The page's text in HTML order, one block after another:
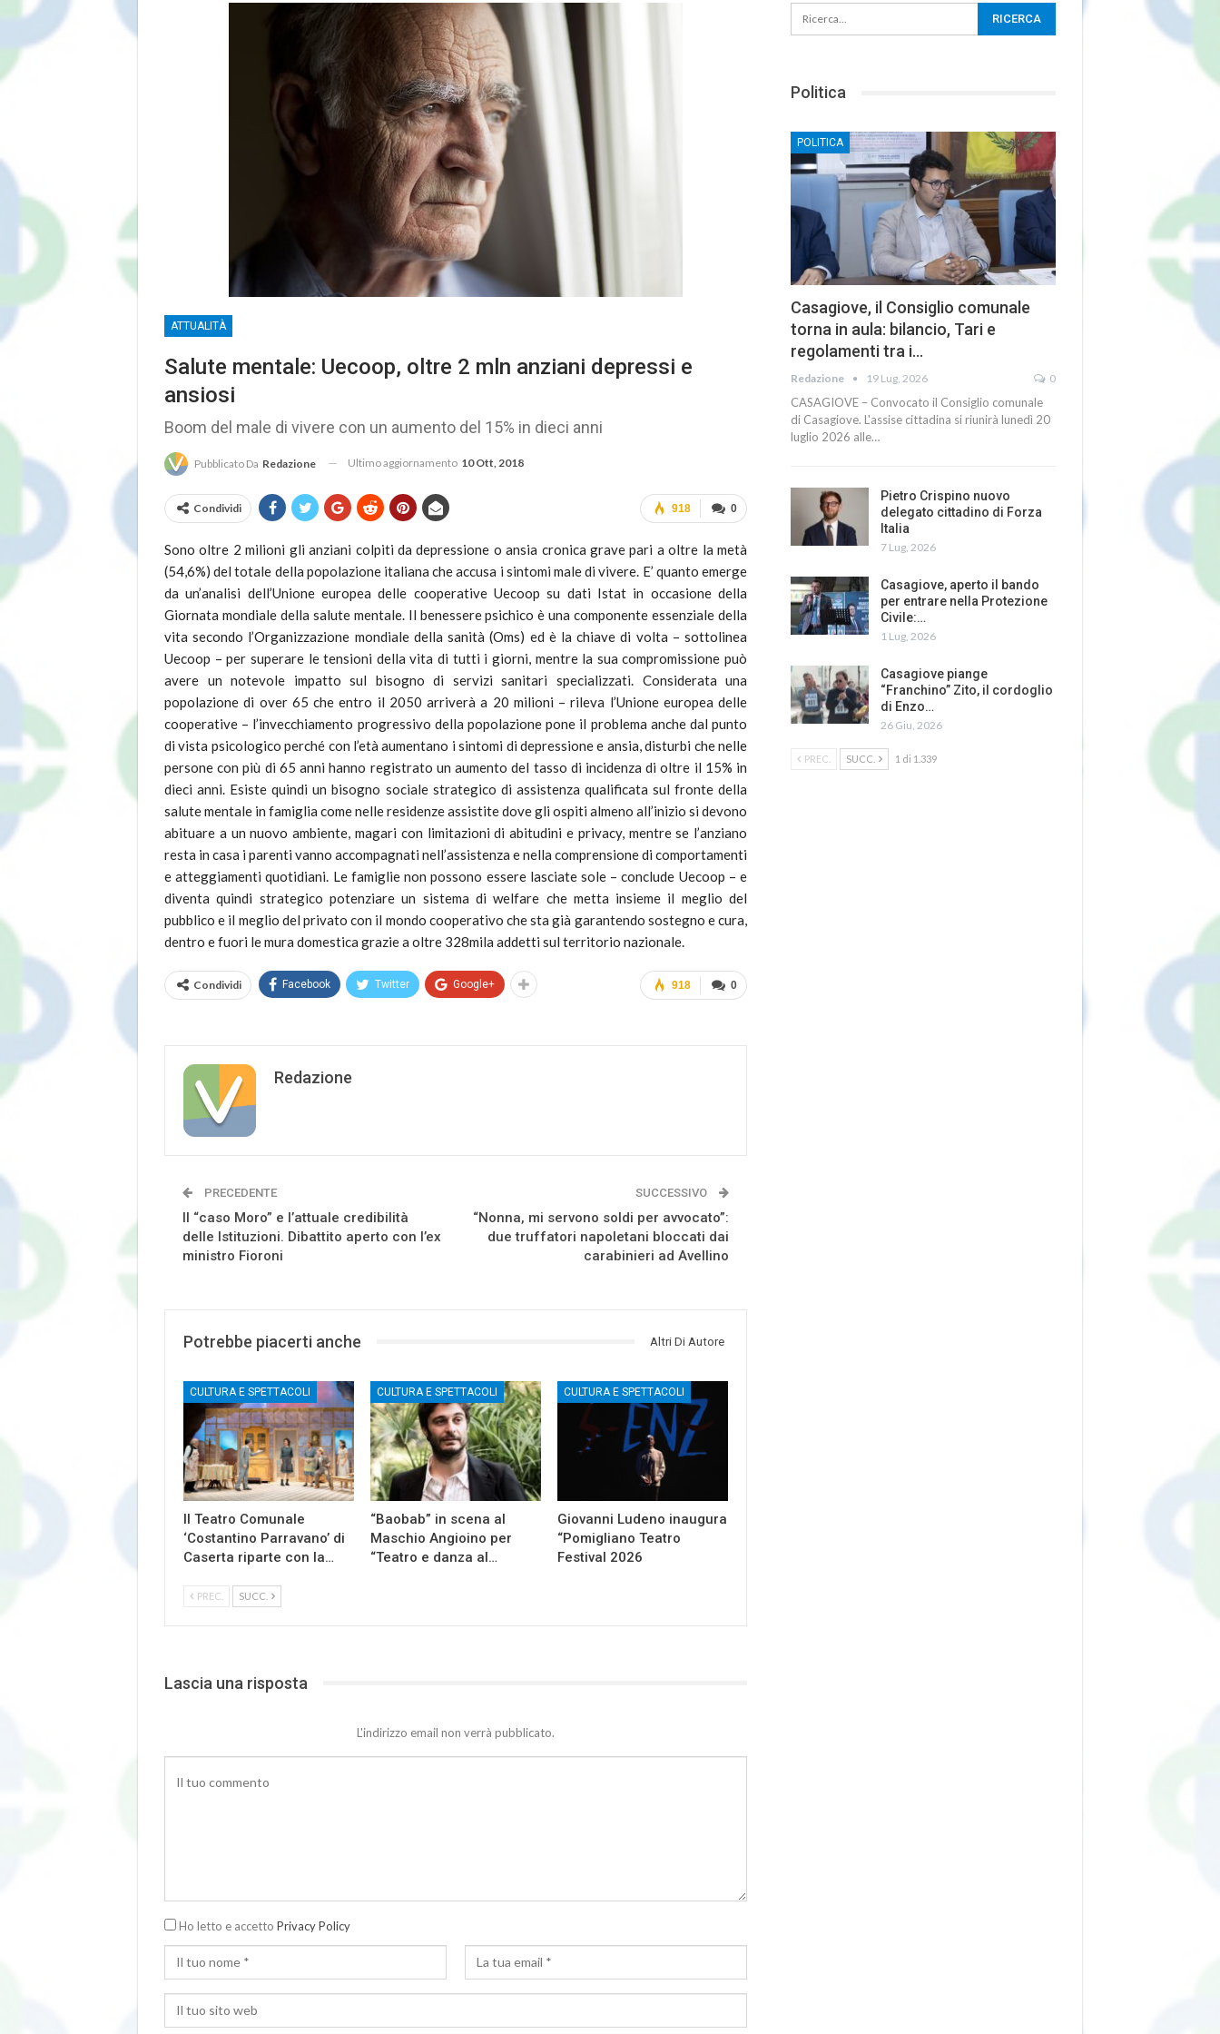
ATTUALITÀ
Salute mentale: Uecoop, oltre 2 mln anziani depressi e
ansiosi
Boom del male di vivere con un aumento del 15% in dieci anni
Pubblicato Da Redazione Ultimo aggiornamento 10 Ott, 2018
0
918
Condividi
Sono oltre 2 milioni gli anziani colpiti da depressione o ansia cronica grave pari a oltre la metà
(54,6%) del totale della popolazione italiana che accusa i sintomi male di vivere. E’ quanto emerge
da un’analisi dell’Unione europea delle cooperative Uecoop su dati Istat in occasione della
Giornata mondiale della salute mentale. Il benessere psichico è una componente essenziale della
vita secondo l’Organizzazione mondiale della sanità (Oms) ed è la chiave di volta – sottolinea
Uecoop – per superare le tensioni della vita di tutti i giorni, mentre la sua compromissione può
avere un notevole impatto sul bisogno di servizi sanitari specializzati. Considerata una
popolazione di over 65 che entro il 2050 arriverà a 20 milioni – rileva l’Unione europea delle
cooperative – l’invecchiamento progressivo della popolazione pone il problema anche dal punto
di vista psicologico perché con l’età aumentano i sintomi di depressione e ansia, disturbi che nelle
persone con più di 65 anni hanno registrato un aumento del tasso di incidenza di oltre il 15% in
dieci anni. Esiste quindi un bisogno sociale strategico di assistenza qualificata sul fronte della
salute mentale in famiglia come nelle residenze assistite dove gli ospiti almeno all’inizio si devono
abituare a un nuovo ambiente, magari con limitazioni di abitudini e privacy, mentre se l’anziano
resta in casa i parenti vanno accompagnati nell’assistenza e nella comprensione di comportamenti
e atteggiamenti quotidiani. Le famiglie non possono essere lasciate sole – conclude Uecoop – e
diventa quindi strategico potenziare un sistema di welfare che metta insieme il meglio del
pubblico e il meglio del privato con il mondo cooperativo che sta già garantendo sostegno e cura,
dentro e fuori le mura domestica grazie a oltre 328mila addetti sul territorio nazionale.
0
918
Condividi Facebook Twitter Google+
Redazione
PRECEDENTE
Il “caso Moro” e l’attuale credibilità
delle Istituzioni. Dibattito aperto con l’ex
ministro Fioroni
SUCCESSIVO
“Nonna, mi servono soldi per avvocato”:
due truffatori napoletani bloccati dai
carabinieri ad Avellino
Potrebbe piacerti anche Altri Di Autore
CULTURA E SPETTACOLI
Il Teatro Comunale
‘Costantino Parravano’ di
Caserta riparte con la…
CULTURA E SPETTACOLI
“Baobab” in scena al
Maschio Angioino per
“Teatro e danza al…
CULTURA E SPETTACOLI
Giovanni Ludeno inaugura
“Pomigliano Teatro
Festival 2026
PREC. SUCC.
Lascia una risposta
L'indirizzo email non verrà pubblicato.
Ho letto e accetto Privacy Policy
Politica
POLITICA
Casagiove, il Consiglio comunale
torna in aula: bilancio, Tari e
regolamenti tra i…
Redazione 19 Lug, 2026 0
CASAGIOVE – Convocato il Consiglio comunale
di Casagiove. L'assise cittadina si riunirà lunedì 20
luglio 2026 alle…
Pietro Crispino nuovo
delegato cittadino di Forza
Italia
7 Lug, 2026
Casagiove, aperto il bando
per entrare nella Protezione
Civile:…
1 Lug, 2026
Casagiove piange
“Franchino” Zito, il cordoglio
di Enzo…
26 Giu, 2026
PREC. SUCC. 1 di 1.339